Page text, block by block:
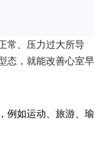
常、压力过大所导
态，就能改善心室早
例如运动、旅游、瑜